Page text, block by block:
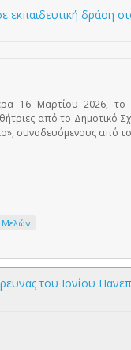
δράση
16 Μαρτίου 2026, το
από το Δημοτικό
συνοδευόμενους από
Μελών
του Ιονίου